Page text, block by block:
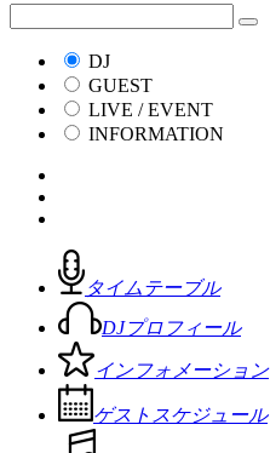
DJ
GUEST
LIVE / EVENT
INFORMATION
タイムテーブル
DJプロフィール
インフォメーション
ゲストスケジュール